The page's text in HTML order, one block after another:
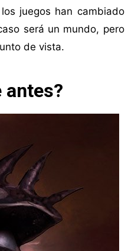
juegos han cambiado
será un mundo, pero
de vista.
antes?